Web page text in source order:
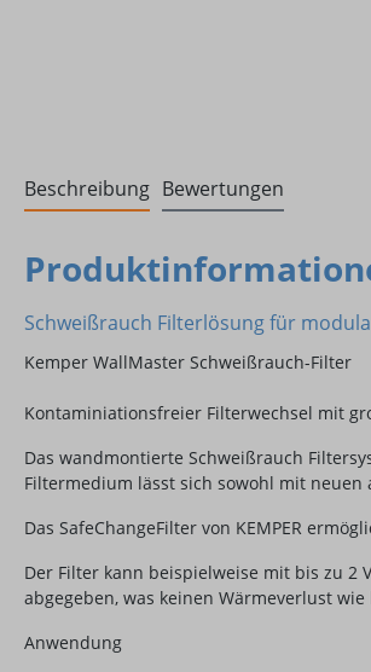
Beschreibung Bewertungen
Schweißrauch Filterlösung für
Kemper WallMaster Schweißrauch-Filter
Kontaminiationsfreier Filterwechsel mit
Das wandmontierte Schweißrauch
Filtermedium lässt sich sowohl mit
Das SafeChangeFilter von KEMPER
Der Filter kann beispielweise mit bis zu
abgegeben, was keinen Wärmeverlust
Anwendung